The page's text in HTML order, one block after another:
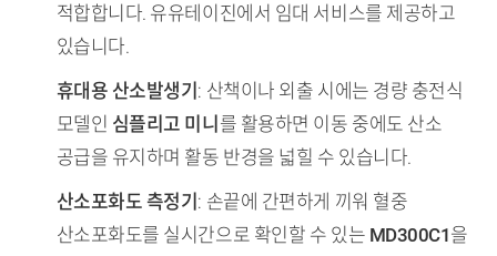
적합합니다. 유유테이진에서 임대 서비스를 제공하고
있습니다.
휴대용 산소발생기 : 산책이나 외출 시에는 경량 충전식
모델인 심플리고 미니 를 활용하면 이동 중에도 산소
공급을 유지하며 활동 반경을 넓힐 수 있습니다.
산소포화도 측정기 : 손끝에 간편하게 끼워 혈중
산소포화도를 실시간으로 확인할 수 있는 MD300C1을